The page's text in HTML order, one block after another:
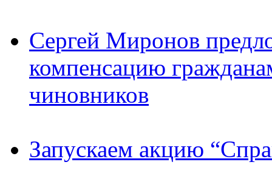
Сергей Миронов
компенсацию
чиновников
Запускаем акцию